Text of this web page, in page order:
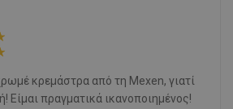
κρεμάστρα από τη Mexen, γιατί
Είμαι πραγματικά ικανοποιημένος!